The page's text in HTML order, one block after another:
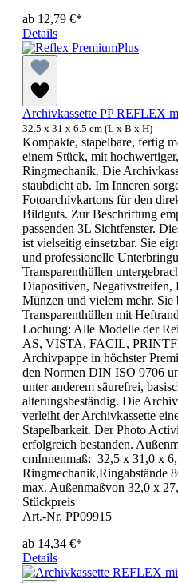
ab 12,79 €*
Details
Archivkassette PP REFLEX
32.5 x 31 x 6.5 cm (L x B x H)
Kompakte, stapelbare, fertig
einem Stück, mit
Ringmechanik. Die
staubdicht ab. Im Inneren
Fotoarchivkartons für den
Bildguts. Zur Beschriftung
passenden 3L Sichtfenster.
ist vielseitig einsetzbar. Sie
und professionelle
Transparenthüllen
Diapositiven, Negativstreifen,
Münzen und vielem mehr.
Transparenthüllen mit
Lochung: Alle Modelle der
AS, VISTA, FACIL,
Archivpappe in höchster
den Normen DIN ISO 9706
unter anderem säurefrei,
alterungsbeständig. Die
verleiht der Archivkassette
Stapelbarkeit. Der Photo
erfolgreich bestanden.
cmInnenmaß: 32,5 x 31,0 x
Ringmechanik,Ringabstände
max. Außenmaßvon 32,0 x
Stückpreis
Art.-Nr. PP09915
ab 14,34 €*
Details